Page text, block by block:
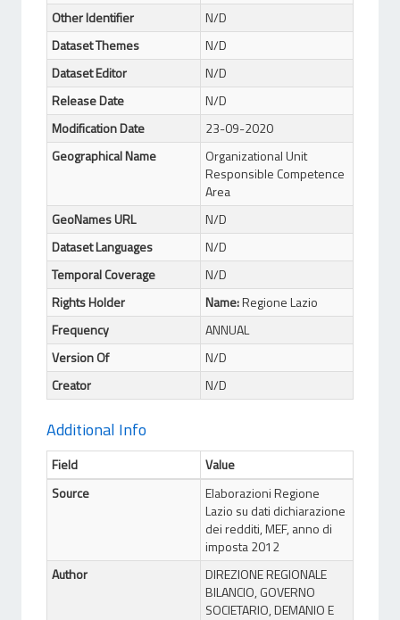
Other Identifier
N/D
Dataset Themes
N/D
Dataset Editor
N/D
Release Date
N/D
Modification Date
23-09-2020
Geographical Name
Organizational Unit
Responsible Competence
Area
GeoNames URL
N/D
Dataset Languages
N/D
Temporal Coverage
N/D
Rights Holder
Name:Regione Lazio
Frequency
ANNUAL
Version Of
N/D
Creator
N/D
Additional Info
Field
Value
Source
Elaborazioni Regione
Lazio su dati dichiarazione
dei redditi, MEF, anno di
imposta 2012
Author
DIREZIONE REGIONALE
BILANCIO, GOVERNO
SOCIETARIO, DEMANIO E